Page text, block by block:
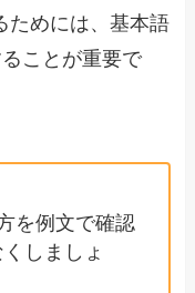
ためには、基本語
ことが重要で
を例文で確認
しましょ